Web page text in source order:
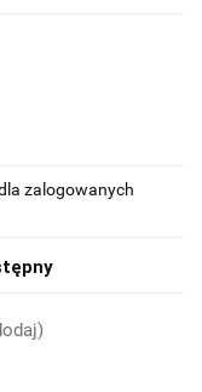
zalogowanych